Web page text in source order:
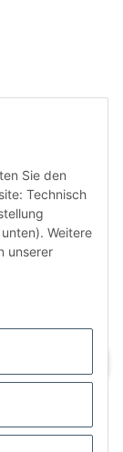
Sie den
Technisch
Weitere
unserer